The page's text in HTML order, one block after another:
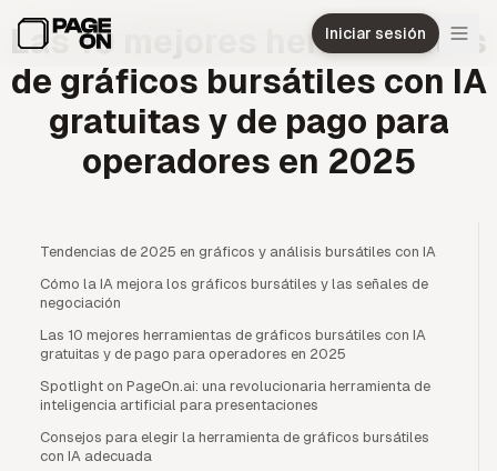
Iniciar sesión
Las 10 mejores herramientas
de gráficos bursátiles con IA
gratuitas y de pago para
operadores en 2025
Tendencias de 2025 en gráficos y análisis bursátiles con IA
Cómo la IA mejora los gráficos bursátiles y las señales de
negociación
Las 10 mejores herramientas de gráficos bursátiles con IA
gratuitas y de pago para operadores en 2025
Spotlight on PageOn.ai: una revolucionaria herramienta de
inteligencia artificial para presentaciones
Consejos para elegir la herramienta de gráficos bursátiles
con IA adecuada